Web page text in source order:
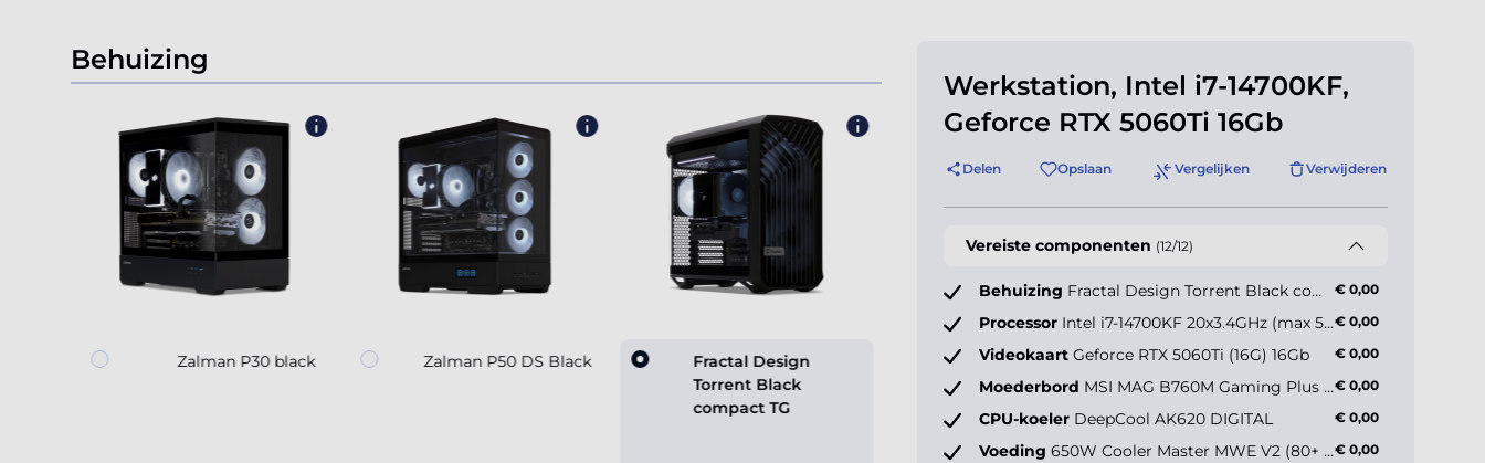
Behuizing
Zalman P30 black Zalman P50 DS Black
Fractal Design
Torrent Black
compact TG
Werkstation, Intel i7-14700KF,
Geforce RTX 5060Ti 16Gb
Delen Opslaan Vergelijken Verwijderen
Vereiste componenten (12/12)
Behuizing Fractal Design Torrent Black compact TG € 0,00
Processor Intel i7-14700KF 20x3.4GHz (max 5.6GHz)€ 0,00
Videokaart Geforce RTX 5060Ti (16G) 16Gb € 0,00
Moederbord MSI MAG B760M Gaming Plus WiFi€ 0,00
CPU-koeler DeepCool AK620 DIGITAL € 0,00
Voeding 650W Cooler Master MWE V2 (80+ Gold)€ 0,00